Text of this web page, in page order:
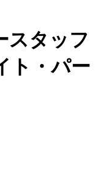
スタッフ
ト・パー